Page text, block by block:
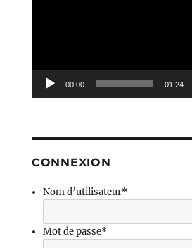
00:00 01:24
CONNEXION
Nom d’utilisateur*
Mot de passe*